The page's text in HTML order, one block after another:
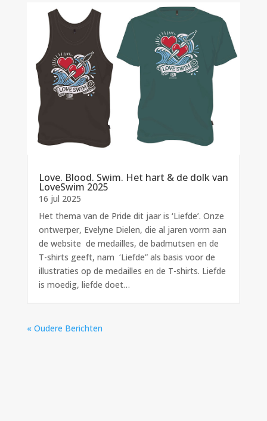
Love. Blood. Swim. Het hart & de dolk van
LoveSwim 2025
16 jul 2025
Het thema van de Pride dit jaar is ‘Liefde’. Onze
ontwerper, Evelyne Dielen, die al jaren vorm aan
de website de medailles, de badmutsen en de
T-shirts geeft, nam ‘Liefde” als basis voor de
illustraties op de medailles en de T-shirts. Liefde
is moedig, liefde doet…
« Oudere Berichten